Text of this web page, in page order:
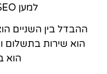
למען SEO או CRO.
ההבדל בין השניים
הוא שירות בתשלום
הוא